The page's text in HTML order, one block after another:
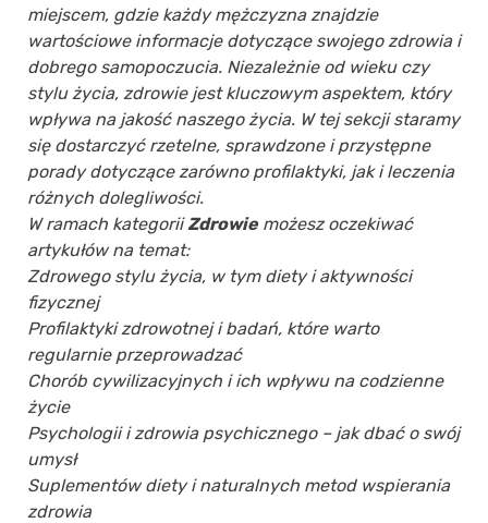
miejscem, gdzie każdy mężczyzna znajdzie
wartościowe informacje dotyczące swojego zdrowia i
dobrego samopoczucia. Niezależnie od wieku czy
stylu życia, zdrowie jest kluczowym aspektem, który
wpływa na jakość naszego życia. W tej sekcji staramy
się dostarczyć rzetelne, sprawdzone i przystępne
porady dotyczące zarówno profilaktyki, jak i leczenia
różnych dolegliwości.
W ramach kategoriiZdrowiemożesz oczekiwać
artykułów na temat:
Zdrowego stylu życia, w tym diety i aktywności
fizycznej
Profilaktyki zdrowotnej i badań, które warto
regularnie przeprowadzać
Chorób cywilizacyjnych i ich wpływu na codzienne
życie
Psychologii i zdrowia psychicznego – jak dbać o swój
umysł
Suplementów diety i naturalnych metod wspierania
zdrowia